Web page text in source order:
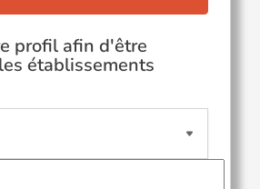
profil afin d'être
établissements